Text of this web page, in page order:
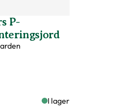
äldre grenar på olika höjder, Lämpar
P-
I lager